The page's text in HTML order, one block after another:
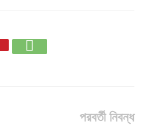
পরবর্তী নিবন্ধ